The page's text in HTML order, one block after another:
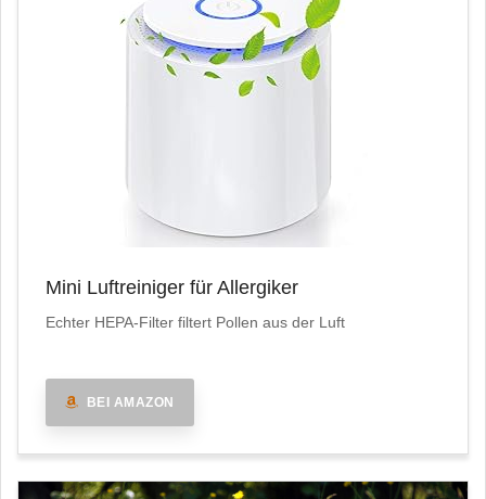
Mini Luftreiniger für Allergiker
Echter HEPA-Filter filtert Pollen aus der Luft
BEI AMAZON